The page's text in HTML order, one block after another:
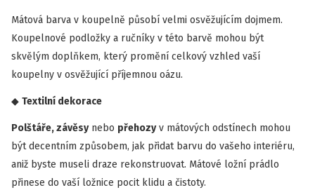
Mátová barva v koupelně působí velmi osvěžujícím dojmem.
Koupelnové podložky a ručníky v této barvě mohou být
skvělým doplňkem, který promění celkový vzhled vaší
koupelny v osvěžující příjemnou oázu.
Textilní dekorace
Polštáře, závěsynebo přehozyv mátových odstínech mohou
být decentním způsobem, jak přidat barvu do vašeho interiéru,
aniž byste museli draze rekonstruovat. Mátové ložní prádlo
přinese do vaší ložnice pocit klidu a čistoty.